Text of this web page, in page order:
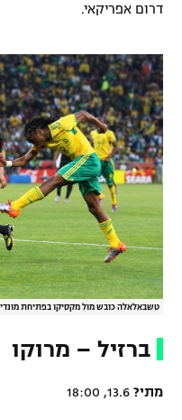
המגזין
דרום אפריקאי.
טשבאלאלה כובש מול מקסיקו בפתיחת מונדיאל
ברזיל – מרוקו
מתי?